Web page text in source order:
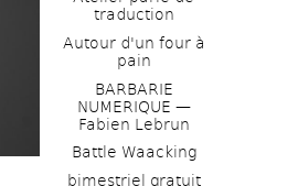
traduction
Autour d'un four à
pain
BARBARIE
NUMERIQUE —
Fabien Lebrun
Battle Waacking
bimestriel gratuit